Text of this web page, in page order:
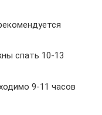
спать 10-13
9-11 часов